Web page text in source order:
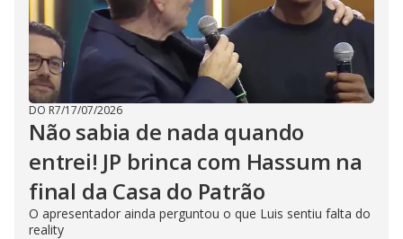
DO R7/17/07/2026
Não sabia de nada quando
entrei! JP brinca com Hassum na
final da Casa do Patrão
O apresentador ainda perguntou o que Luis sentiu falta do
reality